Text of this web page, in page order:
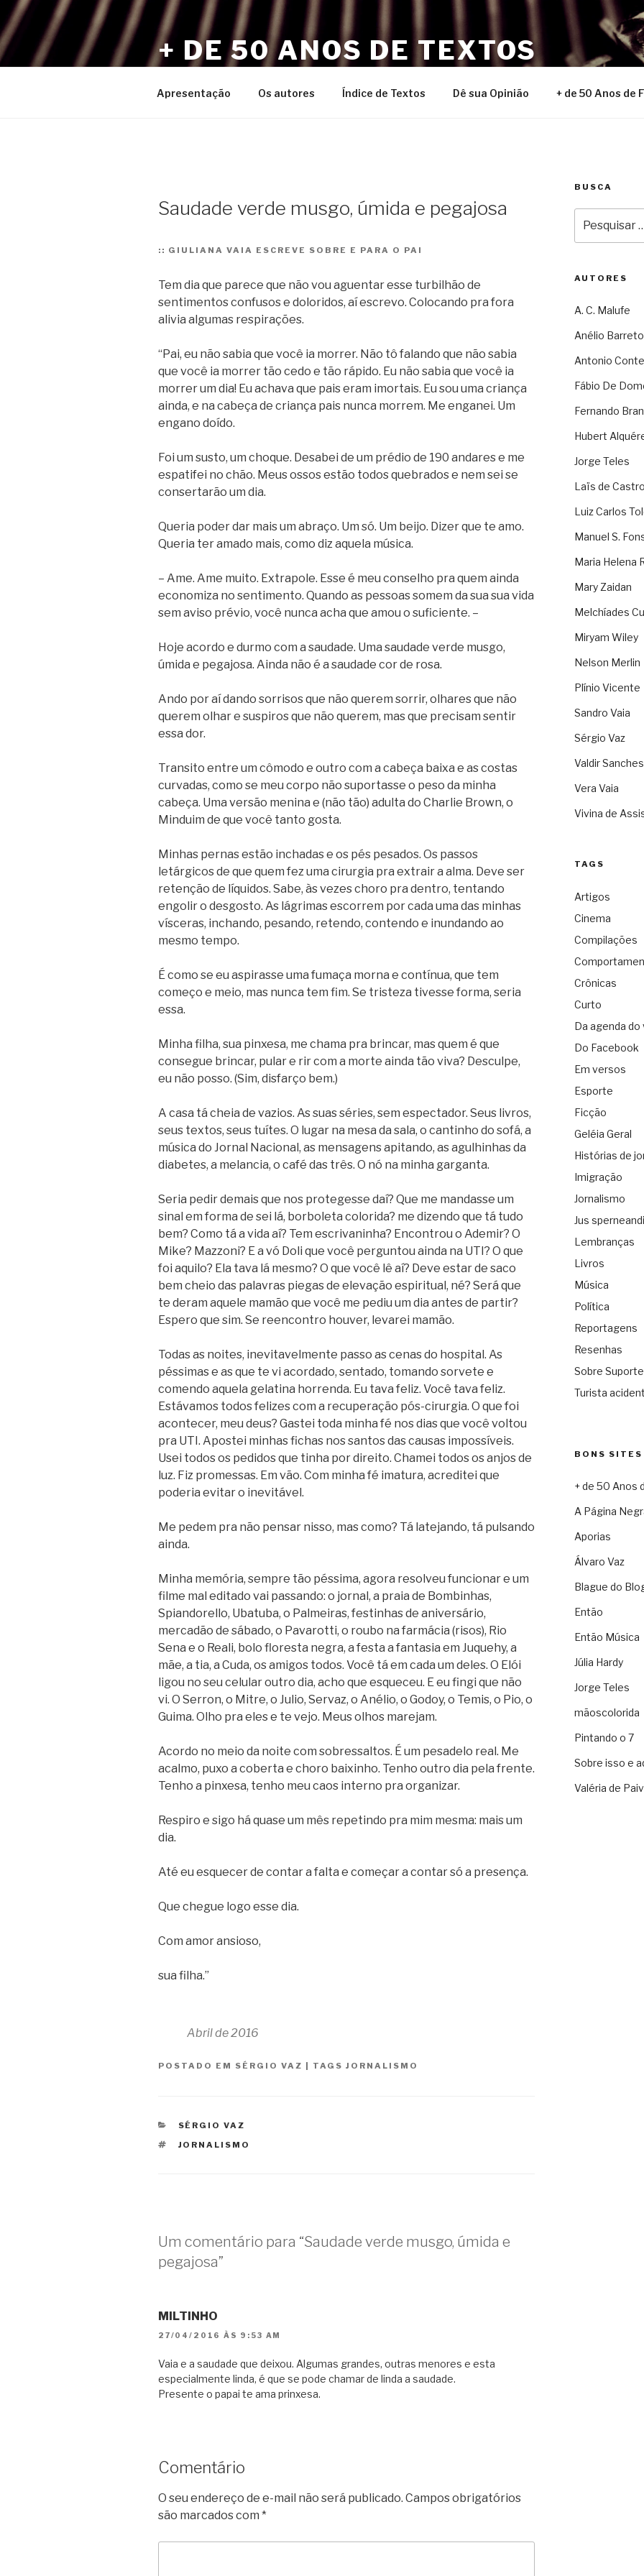
Pular
para
o
conteúdo
+ DE 50 ANOS DE TEXTOS
Apresentação Os autores Índice de Textos Dê sua Opinião + de 50 Anos de
Saudade verde musgo, úmida e pegajosa
:: GIULIANA VAIA ESCREVE SOBRE E PARA O PAI
Tem dia que parece que não vou aguentar esse turbilhão de
sentimentos confusos e doloridos, aí escrevo. Colocando pra fora
alivia algumas respirações.
“Pai, eu não sabia que você ia morrer. Não tô falando que não sabia
que você ia morrer tão cedo e tão rápido. Eu não sabia que você ia
morrer um dia! Eu achava que pais eram imortais. Eu sou uma criança
ainda, e na cabeça de criança pais nunca morrem. Me enganei. Um
engano doído.
Foi um susto, um choque. Desabei de um prédio de 190 andares e me
espatifei no chão. Meus ossos estão todos quebrados e nem sei se
consertarão um dia.
Queria poder dar mais um abraço. Um só. Um beijo. Dizer que te amo.
Queria ter amado mais, como diz aquela música.
– Ame. Ame muito. Extrapole. Esse é meu conselho pra quem ainda
economiza no sentimento. Quando as pessoas somem da sua sua vida
sem aviso prévio, você nunca acha que amou o suficiente. –
Hoje acordo e durmo com a saudade. Uma saudade verde musgo,
úmida e pegajosa. Ainda não é a saudade cor de rosa.
Ando por aí dando sorrisos que não querem sorrir, olhares que não
querem olhar e suspiros que não querem, mas que precisam sentir
essa dor.
Transito entre um cômodo e outro com a cabeça baixa e as costas
curvadas, como se meu corpo não suportasse o peso da minha
cabeça. Uma versão menina e (não tão) adulta do Charlie Brown, o
Minduim de que você tanto gosta.
Minhas pernas estão inchadas e os pés pesados. Os passos
letárgicos de que quem fez uma cirurgia pra extrair a alma. Deve ser
retenção de líquidos. Sabe, às vezes choro pra dentro, tentando
engolir o desgosto. As lágrimas escorrem por cada uma das minhas
vísceras, inchando, pesando, retendo, contendo e inundando ao
mesmo tempo.
É como se eu aspirasse uma fumaça morna e contínua, que tem
começo e meio, mas nunca tem fim. Se tristeza tivesse forma, seria
essa.
Minha filha, sua pinxesa, me chama pra brincar, mas quem é que
consegue brincar, pular e rir com a morte ainda tão viva? Desculpe,
eu não posso. (Sim, disfarço bem.)
A casa tá cheia de vazios. As suas séries, sem espectador. Seus livros,
seus textos, seus tuítes. O lugar na mesa da sala, o cantinho do sofá, a
música do Jornal Nacional, as mensagens apitando, as agulhinhas da
diabetes, a melancia, o café das três. O nó na minha garganta.
Seria pedir demais que nos protegesse daí? Que me mandasse um
sinal em forma de sei lá, borboleta colorida? me dizendo que tá tudo
bem? Como tá a vida aí? Tem escrivaninha? Encontrou o Ademir? O
Mike? Mazzoni? E a vó Doli que você perguntou ainda na UTI? O que
foi aquilo? Ela tava lá mesmo? O que você lê aí? Deve estar de saco
bem cheio das palavras piegas de elevação espiritual, né? Será que
te deram aquele mamão que você me pediu um dia antes de partir?
Espero que sim. Se reencontro houver, levarei mamão.
Todas as noites, inevitavelmente passo as cenas do hospital. As
péssimas e as que te vi acordado, sentado, tomando sorvete e
comendo aquela gelatina horrenda. Eu tava feliz. Você tava feliz.
Estávamos todos felizes com a recuperação pós-cirurgia. O que foi
acontecer, meu deus? Gastei toda minha fé nos dias que você voltou
pra UTI. Apostei minhas fichas nos santos das causas impossíveis.
Usei todos os pedidos que tinha por direito. Chamei todos os anjos de
luz. Fiz promessas. Em vão. Com minha fé imatura, acreditei que
poderia evitar o inevitável.
Me pedem pra não pensar nisso, mas como? Tá latejando, tá pulsando
ainda.
Minha memória, sempre tão péssima, agora resolveu funcionar e um
filme mal editado vai passando: o jornal, a praia de Bombinhas,
Spiandorello, Ubatuba, o Palmeiras, festinhas de aniversário,
mercadão de sábado, o Pavarotti, o roubo na farmácia (risos), Rio
Sena e o Reali, bolo floresta negra, a festa a fantasia em Juquehy, a
mãe, a tia, a Cuda, os amigos todos. Você tá em cada um deles. O Elói
ligou no seu celular outro dia, acho que esqueceu. E eu fingi que não
vi. O Serron, o Mitre, o Julio, Servaz, o Anélio, o Godoy, o Temis, o Pio, o
Guima. Olho pra eles e te vejo. Meus olhos marejam.
Acordo no meio da noite com sobressaltos. É um pesadelo real. Me
acalmo, puxo a coberta e choro baixinho. Tenho outro dia pela frente.
Tenho a pinxesa, tenho meu caos interno pra organizar.
Respiro e sigo há quase um mês repetindo pra mim mesma: mais um
dia.
Até eu esquecer de contar a falta e começar a contar só a presença.
Que chegue logo esse dia.
Com amor ansioso,
sua filha.”
Abril de 2016
POSTADO EM SÉRGIO VAZ | TAGS JORNALISMO
CATEGORIAS
SÉRGIO VAZ
TAGS
JORNALISMO
Um comentário para “Saudade verde musgo, úmida e
pegajosa”
MILTINHO
27/04/2016 ÀS 9:53 AM
Vaia e a saudade que deixou. Algumas grandes, outras menores e esta
especialmente linda, é que se pode chamar de linda a saudade.
Presente o papai te ama prinxesa.
Comentário
O seu endereço de e-mail não será publicado. Campos obrigatórios
são marcados com *
BUSCA
por:
AUTORES
A. C. Malufe
Anélio Barreto
Antonio
Fábio De
Fernando
Hubert
Jorge Teles
Laïs de Castro
Luiz Carlos
Manuel S.
Maria Helena
Mary Zaidan
Melchíades
Miryam Wiley
Nelson Merlin
Plínio Vicente
Sandro Vaia
Sérgio Vaz
Valdir Sanches
Vera Vaia
Vivina de
TAGS
Artigos
Cinema
Compilações
Crônicas
Curto
Da agenda do
Do Facebook
Em versos
Esporte
Ficção
Geléia Geral
Histórias de
Imigração
Jornalismo
Jus sperneandi
Lembranças
Livros
Música
Política
Reportagens
Resenhas
Sobre
Turista
BONS SITES
+ de 50 Anos
A Página
Aporias
Álvaro Vaz
Blague do
Então
Então Música
Júlia Hardy
Jorge Teles
mãoscolorida
Pintando o 7
Sobre isso e
Valéria de